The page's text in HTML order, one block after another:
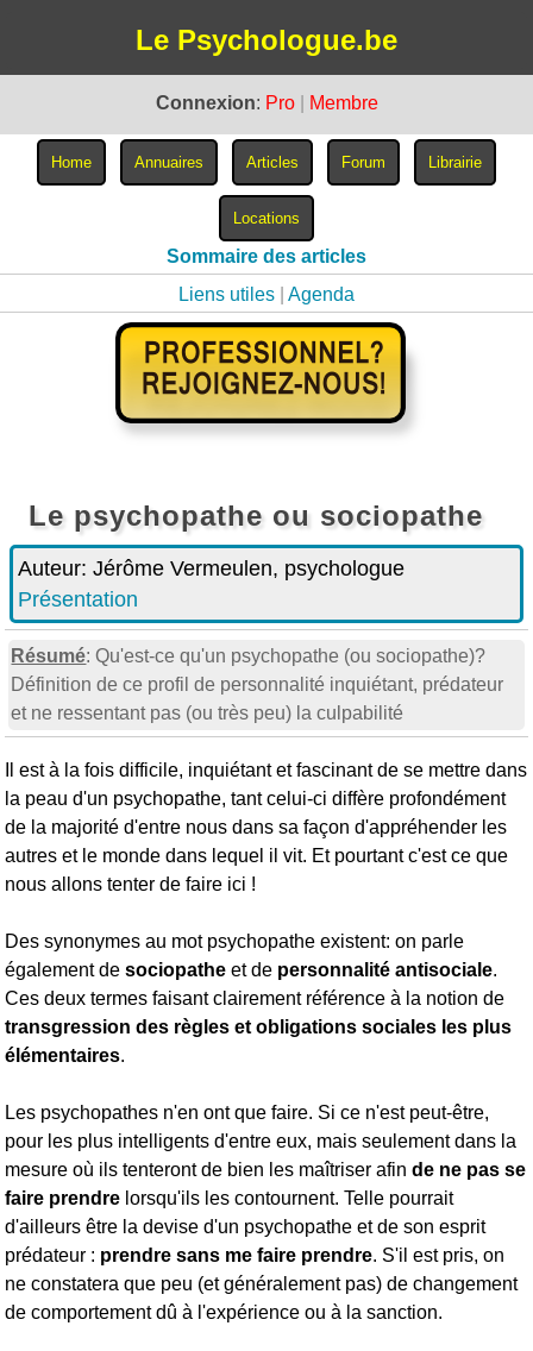
Le Psychologue.be
Connexion: Pro Membre
Sommaire des articles
Liens utiles
Agenda
Le psychopathe ou sociopathe
Auteur:Jérôme Vermeulen, psychologue
Présentation
Résumé: Qu'est-ce qu'un psychopathe (ou sociopathe)?
Définition de ce profil de personnalité inquiétant, prédateur
et ne ressentant pas (ou très peu) la culpabilité
Il est à la fois difficile, inquiétant et fascinant de se mettre dans
la peau d'un psychopathe, tant celui-ci diffère profondément
de la majorité d'entre nous dans sa façon d'appréhender les
autres et le monde dans lequel il vit. Et pourtant c'est ce que
nous allons tenter de faire ici !
Des synonymes au mot psychopathe existent: on parle
également desociopathe et de personnalité antisociale.
Ces deux termes faisant clairement référence à la notion de
transgression des règles et obligations sociales les plus
élémentaires.
Les psychopathes n'en ont que faire. Si ce n'est peut-être,
pour les plus intelligents d'entre eux, mais seulement dans la
mesure où ils tenteront de bien les maîtriser afinde ne pas se
faire prendre lorsqu'ils les contournent. Telle pourrait
d'ailleurs être la devise d'un psychopathe et de son esprit
prédateur : prendre sans me faire prendre. S'il est pris, on
ne constatera que peu (et généralement pas) de changement
de comportement dû à l'expérience ou à la sanction.